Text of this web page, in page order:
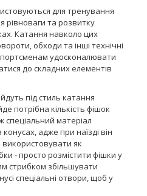
для тренування
рівноваги та розвитку
Катання навколо цих
обходи та інші технічні
удосконалювати
до складних елементів
під стиль катання
потрібна кількість фішок
спеціальний матеріал
адже при наїзді він
як
- просто розмістити фішки у
стрибком збільшувати
спеціальні отвори, щоб у